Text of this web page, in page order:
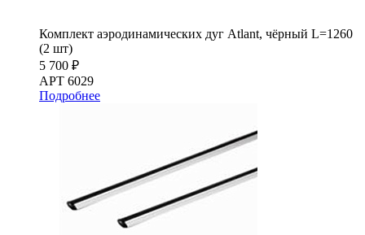
Комплект аэродинамических дуг Atlant, чёрный L=1260
(2 шт)
5 700 ₽
АРТ 6029
Подробнее